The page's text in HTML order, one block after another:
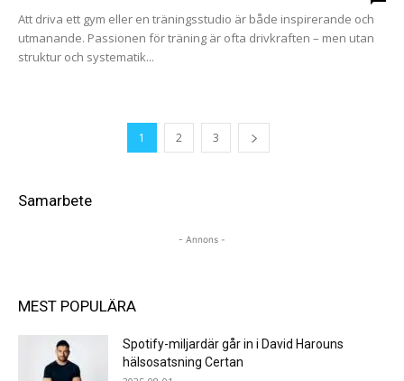
Att driva ett gym eller en träningsstudio är både inspirerande och
utmanande. Passionen för träning är ofta drivkraften – men utan
struktur och systematik...
1 2 3
Samarbete
- Annons -
MEST POPULÄRA
Spotify-miljardär går in i David Harouns
hälsosatsning Certan